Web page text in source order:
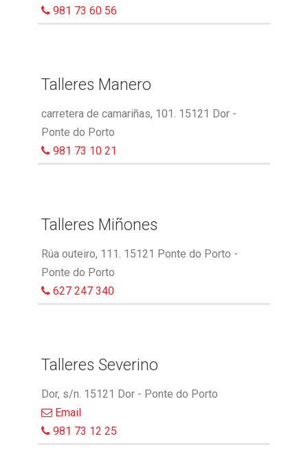
981 73 60 56
Talleres Manero
carretera de camariñas, 101. 15121 Dor -
Ponte do Porto
981 73 10 21
Talleres Miñones
Rúa outeiro, 111. 15121 Ponte do Porto -
Ponte do Porto
627 247 340
Talleres Severino
Dor, s/n. 15121 Dor - Ponte do Porto
Email
981 73 12 25